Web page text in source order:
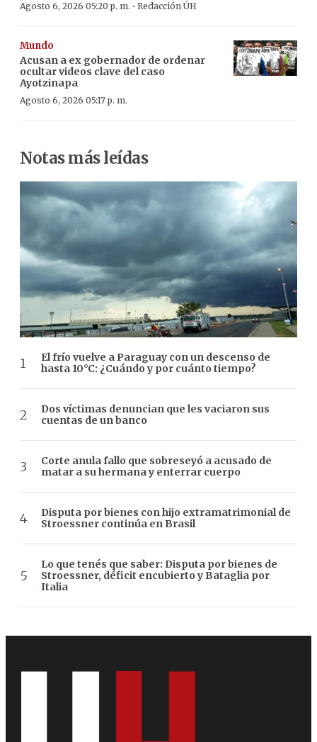
Agosto 6, 2026 05:20 p. m. · Redacción ÚH
Mundo
Acusan a ex gobernador de ordenar
ocultar videos clave del caso
Ayotzinapa
Agosto 6, 2026 05:17 p. m.
Notas más leídas
El frío vuelve a Paraguay con un descenso de
hasta 10°C: ¿Cuándo y por cuánto tiempo?
Dos víctimas denuncian que les vaciaron sus
cuentas de un banco
Corte anula fallo que sobreseyó a acusado de
matar a su hermana y enterrar cuerpo
Disputa por bienes con hijo extramatrimonial de
Stroessner continúa en Brasil
Lo que tenés que saber: Disputa por bienes de
Stroessner, déficit encubierto y Bataglia por
Italia